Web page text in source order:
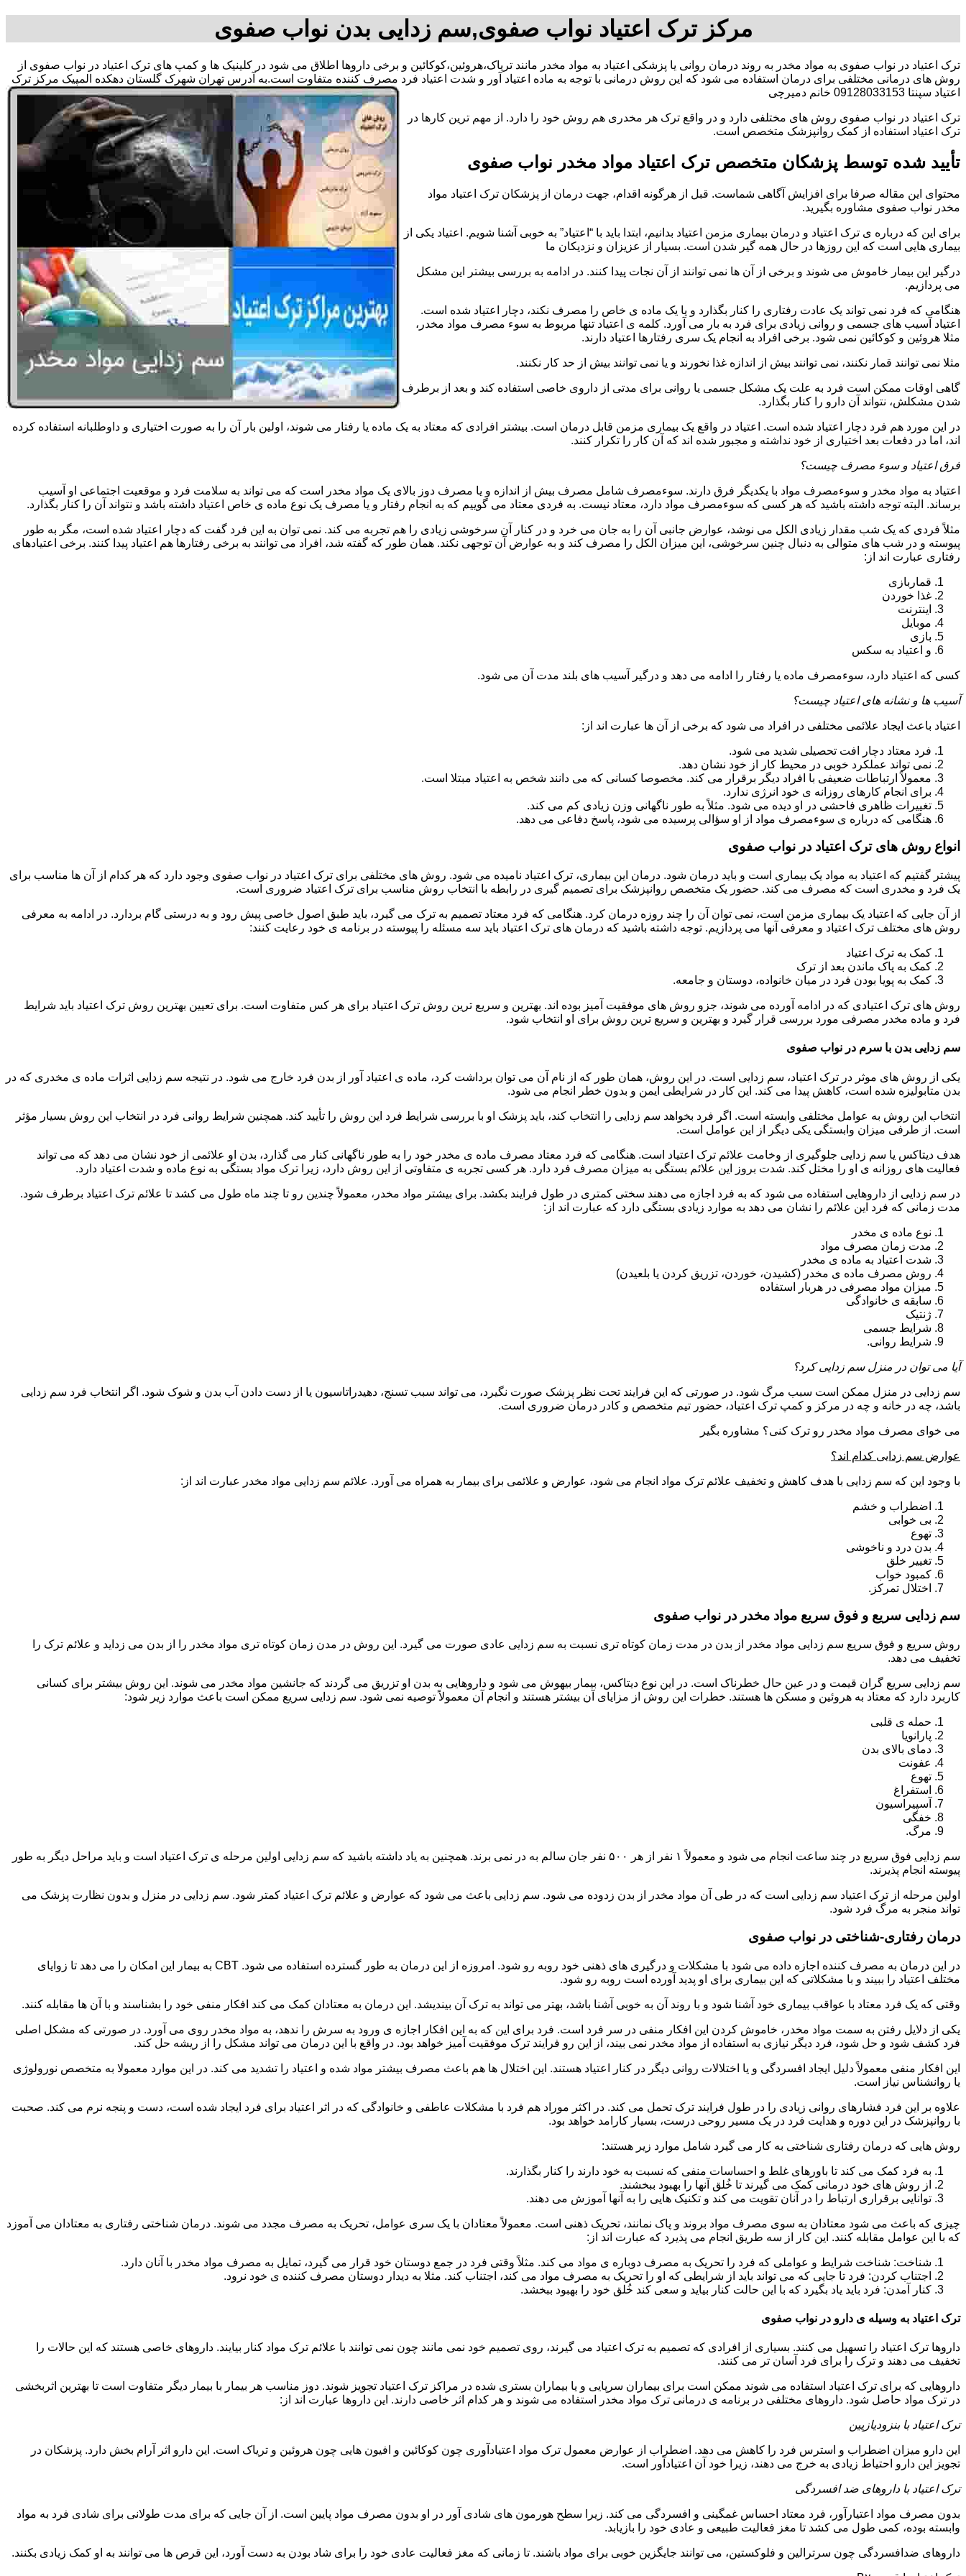
مرکز ترک اعتیاد نواب صفوی,سم زدایی بدن نواب صفوی
ترک اعتیاد در نواب صفوی به مواد مخدر به روند درمان روانی یا پزشکی اعتیاد به مواد مخدر مانند تریاک،هروئین،کوکائین و برخی داروها اطلاق می شود در کلینیک ها و کمپ های ترک اعتیاد در نواب صفوی از
روش های درمانی مختلفی برای درمان استفاده می شود که این روش درمانی با توجه به ماده اعتیاد آور و شدت اعتیاد فرد مصرف کننده متفاوت است.به آدرس تهران شهرک گلستان دهکده المپیک مرکز ترک
اعتیاد سپنتا 09128033153 خانم دمیرچی
ترک اعتیاد در نواب صفوی روش های مختلفی دارد و در واقع ترک هر مخدری هم روش خود را دارد. از مهم ترین کارها در
ترک اعتیاد استفاده از کمک روانپزشک متخصص است.
تأیید شده توسط پزشکان متخصص ترک اعتیاد مواد مخدر نواب صفوی
محتوای این مقاله صرفا برای افزایش آگاهی شماست. قبل از هرگونه اقدام، جهت درمان از پزشکان ترک اعتیاد مواد
مخدر نواب صفوی مشاوره بگیرید.
برای این که درباره ی ترک اعتیاد و درمان بیماری مزمن اعتیاد بدانیم، ابتدا باید با “اعتیاد” به خوبی آشنا شویم. اعتیاد یکی از
بیماری هایی است که این روزها در حال همه گیر شدن است. بسیار از عزیزان و نزدیکان ما
درگیر این بیمار خاموش می شوند و برخی از آن ها نمی توانند از آن نجات پیدا کنند. در ادامه به بررسی بیشتر این مشکل
می پردازیم.
هنگامی که فرد نمی تواند یک عادت رفتاری را کنار بگذارد و یا یک ماده ی خاص را مصرف نکند، دچار اعتیاد شده است.
اعتیاد آسیب های جسمی و روانی زیادی برای فرد به بار می آورد. کلمه ی اعتیاد تنها مربوط به سوء مصرف مواد مخدر،
مثلا هروئین و کوکائین نمی شود. برخی افراد به انجام یک سری رفتارها اعتیاد دارند.
مثلا نمی توانند قمار نکنند، نمی توانند بیش از اندازه غذا نخورند و یا نمی توانند بیش از حد کار نکنند.
گاهی اوقات ممکن است فرد به علت یک مشکل جسمی یا روانی برای مدتی از داروی خاصی استفاده کند و بعد از برطرف
شدن مشکلش، نتواند آن دارو را کنار بگذارد.
در این مورد هم فرد دچار اعتیاد شده است. اعتیاد در واقع یک بیماری مزمن قابل درمان است. بیشتر افرادی که معتاد به یک ماده یا رفتار می شوند، اولین بار آن را به صورت اختیاری و داوطلبانه استفاده کرده
اند، اما در دفعات بعد اختیاری از خود نداشته و مجبور شده اند که آن کار را تکرار کنند.
فرق اعتیاد و سوء مصرف چیست؟
اعتیاد به مواد مخدر و سوءمصرف مواد با یکدیگر فرق دارند. سوءمصرف شامل مصرف بیش از اندازه و یا مصرف دوز بالای یک مواد مخدر است که می تواند به سلامت فرد و موقعیت اجتماعی او آسیب
برساند. البته توجه داشته باشید که هر کسی که سوءمصرف مواد دارد، معتاد نیست. به فردی معتاد می گوییم که به انجام رفتار و یا مصرف یک نوع ماده ی خاص اعتیاد داشته باشد و نتواند آن را کنار بگذارد.
مثلاً فردی که یک شب مقدار زیادی الکل می نوشد، عوارض جانبی آن را به جان می خرد و در کنار آن سرخوشی زیادی را هم تجربه می کند. نمی توان به این فرد گفت که دچار اعتیاد شده است، مگر به طور
پیوسته و در شب های متوالی به دنبال چنین سرخوشی، این میزان الکل را مصرف کند و به عوارض آن توجهی نکند. همان طور که گفته شد، افراد می توانند به برخی رفتارها هم اعتیاد پیدا کنند. برخی اعتیادهای
رفتاری عبارت اند از:
قماربازی
غذا خوردن
اینترنت
موبایل
بازی
و اعتیاد به سکس
کسی که اعتیاد دارد، سوءمصرف ماده یا رفتار را ادامه می دهد و درگیر آسیب های بلند مدت آن می شود.
آسیب ها و نشانه های اعتیاد چیست؟
اعتیاد باعث ایجاد علائمی مختلفی در افراد می شود که برخی از آن ها عبارت اند از:
فرد معتاد دچار افت تحصیلی شدید می شود.
نمی تواند عملکرد خوبی در محیط کار از خود نشان دهد.
معمولاً ارتباطات ضعیفی با افراد دیگر برقرار می کند. مخصوصا کسانی که می دانند شخص به اعتیاد مبتلا است.
برای انجام کارهای روزانه ی خود انرژی ندارد.
تغییرات ظاهری فاحشی در او دیده می شود. مثلاً به طور ناگهانی وزن زیادی کم می کند.
هنگامی که درباره ی سوءمصرف مواد از او سؤالی پرسیده می شود، پاسخ دفاعی می دهد.
انواع روش های ترک اعتیاد در نواب صفوی
پیشتر گفتیم که اعتیاد به مواد یک بیماری است و باید درمان شود. درمان این بیماری، ترک اعتیاد نامیده می شود. روش های مختلفی برای ترک اعتیاد در نواب صفوی وجود دارد که هر کدام از آن ها مناسب برای
یک فرد و مخدری است که مصرف می کند. حضور یک متخصص روانپزشک برای تصمیم گیری در رابطه با انتخاب روش مناسب برای ترک اعتیاد ضروری است.
از آن جایی که اعتیاد یک بیماری مزمن است، نمی توان آن را چند روزه درمان کرد. هنگامی که فرد معتاد تصمیم به ترک می گیرد، باید طبق اصول خاصی پیش رود و به درستی گام بردارد. در ادامه به معرفی
روش های مختلف ترک اعتیاد و معرفی آنها می پردازیم. توجه داشته باشید که درمان های ترک اعتیاد باید سه مسئله را پیوسته در برنامه ی خود رعایت کنند:
کمک به ترک اعتیاد
کمک به پاک ماندن بعد از ترک
کمک به پویا بودن فرد در میان خانواده، دوستان و جامعه.
روش های ترک اعتیادی که در ادامه آورده می شوند، جزو روش های موفقیت آمیز بوده اند. بهترین و سریع ترین روش ترک اعتیاد برای هر کس متفاوت است. برای تعیین بهترین روش ترک اعتیاد باید شرایط
فرد و ماده مخدر مصرفی مورد بررسی قرار گیرد و بهترین و سریع ترین روش برای او انتخاب شود.
سم زدایی بدن با سرم در نواب صفوی
یکی از روش های موثر در ترک اعتیاد، سم زدایی است. در این روش، همان طور که از نام آن می توان برداشت کرد، ماده ی اعتیاد آور از بدن فرد خارج می شود. در نتیجه سم زدایی اثرات ماده ی مخدری که در
بدن متابولیزه شده است، کاهش پیدا می کند. این کار در شرایطی ایمن و بدون خطر انجام می شود.
انتخاب این روش به عوامل مختلفی وابسته است. اگر فرد بخواهد سم زدایی را انتخاب کند، باید پزشک او با بررسی شرایط فرد این روش را تأیید کند. همچنین شرایط روانی فرد در انتخاب این روش بسیار مؤثر
است. از طرفی میزان وابستگی یکی دیگر از این عوامل است.
هدف دیتاکس یا سم زدایی جلوگیری از وخامت علائم ترک اعتیاد است. هنگامی که فرد معتاد مصرف ماده ی مخدر خود را به طور ناگهانی کنار می گذارد، بدن او علائمی از خود نشان می دهد که می تواند
فعالیت های روزانه ی او را مختل کند. شدت بروز این علائم بستگی به میزان مصرف فرد دارد. هر کسی تجربه ی متفاوتی از این روش دارد، زیرا ترک مواد بستگی به نوع ماده و شدت اعتیاد دارد.
در سم زدایی از داروهایی استفاده می شود که به فرد اجازه می دهند سختی کمتری در طول فرایند بکشد. برای بیشتر مواد مخدر، معمولاً چندین رو تا چند ماه طول می کشد تا علائم ترک اعتیاد برطرف شود.
مدت زمانی که فرد این علائم را نشان می دهد به موارد زیادی بستگی دارد که عبارت اند از:
نوع ماده ی مخدر
مدت زمان مصرف مواد
شدت اعتیاد به ماده ی مخدر
روش مصرف ماده ی مخدر (کشیدن، خوردن، تزریق کردن یا بلعیدن)
میزان مواد مصرفی در هربار استفاده
سابقه ی خانوادگی
ژنتیک
شرایط جسمی
شرایط روانی.
آیا می توان در منزل سم زدایی کرد؟
سم زدایی در منزل ممکن است سبب مرگ شود. در صورتی که این فرایند تحت نظر پزشک صورت نگیرد، می تواند سبب تسنج، دهیدراتاسیون یا از دست دادن آب بدن و شوک شود. اگر انتخاب فرد سم زدایی
باشد، چه در خانه و چه در مرکز و کمپ ترک اعتیاد، حضور تیم متخصص و کادر درمان ضروری است.
می خوای مصرف مواد مخدر رو ترک کنی؟ مشاوره بگیر
عوارض سم زدایی کدام اند؟
با وجود این که سم زدایی با هدف کاهش و تخفیف علائم ترک مواد انجام می شود، عوارض و علائمی برای بیمار به همراه می آورد. علائم سم زدایی مواد مخدر عبارت اند از:
اضطراب و خشم
بی خوابی
تهوع
بدن درد و ناخوشی
تغییر خلق
کمبود خواب
اختلال تمرکز.
سم زدایی سریع و فوق سریع مواد مخدر در نواب صفوی
روش سریع و فوق سریع سم زدایی مواد مخدر از بدن در مدت زمان کوتاه تری نسبت به سم زدایی عادی صورت می گیرد. این روش در مدن زمان کوتاه تری مواد مخدر را از بدن می زداید و علائم ترک را
تخفیف می دهد.
سم زدایی سریع گران قیمت و در عین حال خطرناک است. در این نوع دیتاکس، بیمار بیهوش می شود و داروهایی به بدن او تزریق می گردند که جانشین مواد مخدر می شوند. این روش بیشتر برای کسانی
کاربرد دارد که معتاد به هروئین و مسکن ها هستند. خطرات این روش از مزایای آن بیشتر هستند و انجام آن معمولاً توصیه نمی شود. سم زدایی سریع ممکن است باعث موارد زیر شود:
حمله ی قلبی
پارانویا
دمای بالای بدن
عفونت
تهوع
استفراغ
آسپیراسیون
خفگی
مرگ.
سم زدایی فوق سریع در چند ساعت انجام می شود و معمولاً ۱ نفر از هر ۵۰۰ نفر جان سالم به در نمی برند. همچنین به یاد داشته باشید که سم زدایی اولین مرحله ی ترک اعتیاد است و باید مراحل دیگر به طور
پیوسته انجام پذیرند.
اولین مرحله از ترک اعتیاد سم زدایی است که در طی آن مواد مخدر از بدن زدوده می شود. سم زدایی باعث می شود که عوارض و علائم ترک اعتیاد کمتر شود. سم زدایی در منزل و بدون نظارت پزشک می
تواند منجر به مرگ فرد شود.
درمان رفتاری-شناختی در نواب صفوی
در این درمان به مصرف کننده اجازه داده می شود با مشکلات و درگیری های ذهنی خود روبه رو شود. امروزه از این درمان به طور گسترده استفاده می شود. CBT به بیمار این امکان را می دهد تا زوایای
مختلف اعتیاد را ببیند و با مشکلاتی که این بیماری برای او پدید آورده است روبه رو شود.
وقتی که یک فرد معتاد با عواقب بیماری خود آشنا شود و با روند آن به خوبی آشنا باشد، بهتر می تواند به ترک آن بیندیشد. این درمان به معتادان کمک می کند افکار منفی خود را بشناسند و با آن ها مقابله کنند.
یکی از دلایل رفتن به سمت مواد مخدر، خاموش کردن این افکار منفی در سر فرد است. فرد برای این که به این افکار اجازه ی ورود به سرش را ندهد، به مواد مخدر روی می آورد. در صورتی که مشکل اصلی
فرد کشف شود و حل شود، فرد دیگر نیازی به استفاده از مواد مخدر نمی بیند، از این رو فرایند ترک موفقیت آمیز خواهد بود. در واقع با این درمان می تواند مشکل را از ریشه حل کند.
این افکار منفی معمولاً دلیل ایجاد افسردگی و یا اختلالات روانی دیگر در کنار اعتیاد هستند. این اختلال ها هم باعث مصرف بیشتر مواد شده و اعتیاد را تشدید می کند. در این موارد معمولا به متخصص نورولوژی
یا روانشناس نیاز است.
علاوه بر این فرد فشارهای روانی زیادی را در طول فرایند ترک تحمل می کند. در اکثر موراد هم فرد با مشکلات عاطفی و خانوادگی که در اثر اعتیاد برای فرد ایجاد شده است، دست و پنجه نرم می کند. صحبت
با روانپزشک در این دوره و هدایت فرد در یک مسیر روحی درست، بسیار کارامد خواهد بود.
روش هایی که درمان رفتاری شناختی به کار می گیرد شامل موارد زیر هستند:
به فرد کمک می کند تا باورهای غلط و احساسات منفی که نسبت به خود دارند را کنار بگذارند.
از روش های خود درمانی کمک می گیرند تا خُلق آنها را بهبود ببخشند.
توانایی برقراری ارتباط را در آنان تقویت می کند و تکنیک هایی را به آنها آموزش می دهند.
چیزی که باعث می شود معتادان به سوی مصرف مواد بروند و پاک نمانند، تحریک ذهنی است. معمولاً معتادان با یک سری عوامل، تحریک به مصرف مجدد می شوند. درمان شناختی رفتاری به معتادان می آموزد
که با این عوامل مقابله کنند. این کار از سه طریق انجام می پذیرد که عبارت اند از:
شناخت: شناخت شرایط و عواملی که فرد را تحریک به مصرف دوباره ی مواد می کند. مثلاً وقتی فرد در جمع دوستان خود قرار می گیرد، تمایل به مصرف مواد مخدر با آنان دارد.
اجتناب کردن: فرد تا جایی که می تواند باید از شرایطی که او را تحریک به مصرف مواد می کند، اجتناب کند. مثلا به دیدار دوستان مصرف کننده ی خود نرود.
کنار آمدن: فرد باید یاد بگیرد که با این حالت کنار بیاید و سعی کند خُلق خود را بهبود ببخشد.
ترک اعتیاد به وسیله ی دارو در نواب صفوی
داروها ترک اعتیاد را تسهیل می کنند. بسیاری از افرادی که تصمیم به ترک اعتیاد می گیرند، روی تصمیم خود نمی مانند چون نمی توانند با علائم ترک مواد کنار بیایند. داروهای خاصی هستند که این حالات را
تخفیف می دهند و ترک را برای فرد آسان تر می کنند.
داروهایی که برای ترک اعتیاد استفاده می شوند ممکن است برای بیماران سرپایی و یا بیماران بستری شده در مراکز ترک اعتیاد تجویز شوند. دوز مناسب هر بیمار با بیمار دیگر متفاوت است تا بهترین اثربخشی
در ترک مواد حاصل شود. داروهای مختلفی در برنامه ی درمانی ترک مواد مخدر استفاده می شوند و هر کدام اثر خاصی دارند. این داروها عبارت اند از:
ترک اعتیاد با بنزودیازپین
این دارو میزان اضطراب و استرس فرد را کاهش می دهد. اضطراب از عوارض معمول ترک مواد اعتیادآوری چون کوکائین و افیون هایی چون هروئین و تریاک است. این دارو اثر آرام بخش دارد. پزشکان در
تجویز این دارو احتیاط زیادی به خرج می دهند، زیرا خود آن اعتیادآور است.
ترک اعتیاد با داروهای ضد افسردگی
بدون مصرف مواد اعتیارآور، فرد معتاد احساس غمگینی و افسردگی می کند. زیرا سطح هورمون های شادی آور در او بدون مصرف مواد پایین است. از آن جایی که برای مدت طولانی برای شادی فرد به مواد
وابسته بوده، کمی طول می کشد تا مغز فعالیت طبیعی و عادی خود را بازیابد.
داروهای ضدافسردگی چون سرترالین و فلوکستین، می توانند جایگزین خوبی برای مواد باشند. تا زمانی که مغز فعالیت عادی خود را برای شاد بودن به دست آورد، این قرص ها می توانند به او کمک زیادی بکنند.